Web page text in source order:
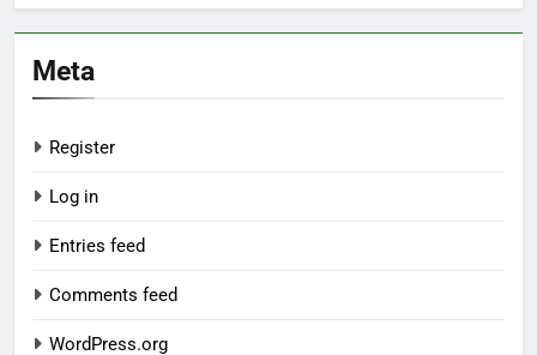
Meta
Register
Log in
Entries feed
Comments feed
WordPress.org